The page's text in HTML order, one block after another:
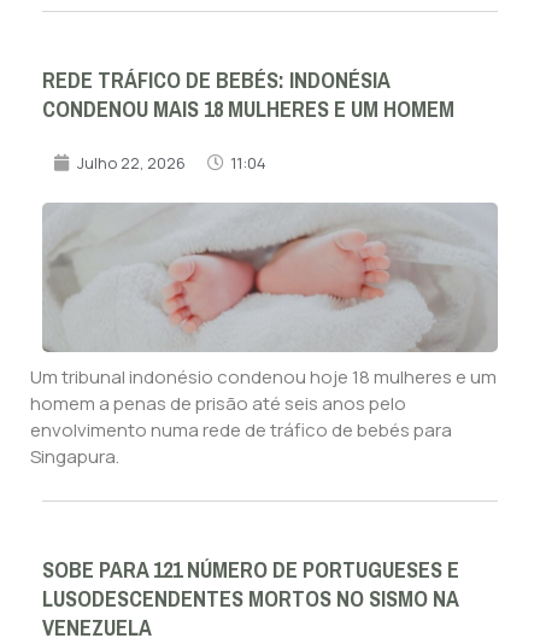
REDE TRÁFICO DE BEBÉS: INDONÉSIA
CONDENOU MAIS 18 MULHERES E UM HOMEM
Julho 22, 2026 11:04
Um tribunal indonésio condenou hoje 18 mulheres e um
homem a penas de prisão até seis anos pelo
envolvimento numa rede de tráfico de bebés para
Singapura.
SOBE PARA 121 NÚMERO DE PORTUGUESES E
LUSODESCENDENTES MORTOS NO SISMO NA
VENEZUELA